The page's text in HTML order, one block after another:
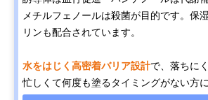
メチルフェノールは殺菌が目的です。保
リンも配合されています。
水をはじく高密着バリア設計で、落ちに
忙しくて何度も塗るタイミングがない方